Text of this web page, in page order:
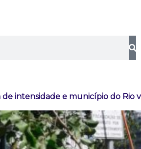
intensidade e município do Rio